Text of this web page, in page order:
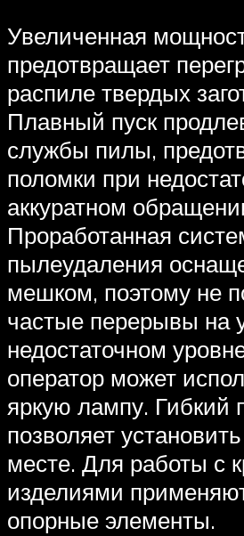
Увеличенная
предотвращает
распиле твердых
Плавный пуск
службы пилы,
поломки при
аккуратном
Проработанная
пылеудаления
мешком, поэтому не
частые перерывы на
недостаточном
оператор может
яркую лампу. Гибкий
позволяет
месте. Для работы с
изделиями
опорные элементы.